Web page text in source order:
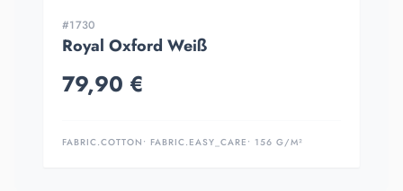
#1730
Royal Oxford Weiß
79,90 €
FABRIC.COTTON • FABRIC.EASY_CARE • 156 G/M²